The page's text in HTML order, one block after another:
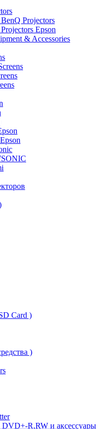
Projectors
Epson
& Accessories
Card )
)
R,RW и аксессуары